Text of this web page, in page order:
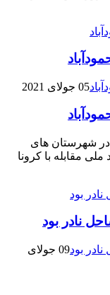
05 جولای 2021
در شهر‌ستان های
مقابله با کرونا
نادر بود
09 جولای